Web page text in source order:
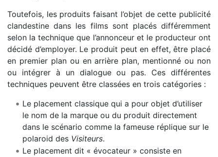
Toutefois, les produits faisant l’objet de cette publicité
clandestine dans les films sont placés différemment
selon la technique que l’annonceur et le producteur ont
décidé d’employer. Le produit peut en effet, être placé
en premier plan ou en arrière plan, mentionné ou non
ou intégrer à un dialogue ou pas. Ces différentes
techniques peuvent être classées en trois catégories :
Le placement classique qui a pour objet d’utiliser
le nom de la marque ou du produit directement
dans le scénario comme la fameuse réplique sur le
polaroid des Visiteurs.
Le placement dit « évocateur » consiste en